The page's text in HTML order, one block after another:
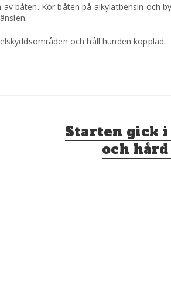
båten. Kör båten på alkylatbensin och
och håll hunden kopplad.
Nästa
inlägg:
Starten gick
och